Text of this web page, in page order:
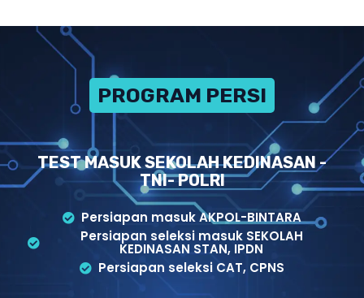
PROGRAM PERSIAPAN
TEST MASUK SEKOLAH KEDINASAN -
TNI- POLRI
Persiapan masuk AKPOL-BINTARA
Persiapan seleksi masuk SEKOLAH
KEDINASAN STAN, IPDN
Persiapan seleksi CAT, CPNS